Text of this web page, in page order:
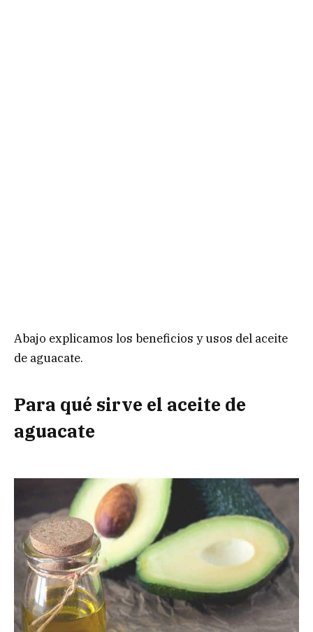
Abajo explicamos los beneficios y usos del aceite
de aguacate.
Para qué sirve el aceite de
aguacate